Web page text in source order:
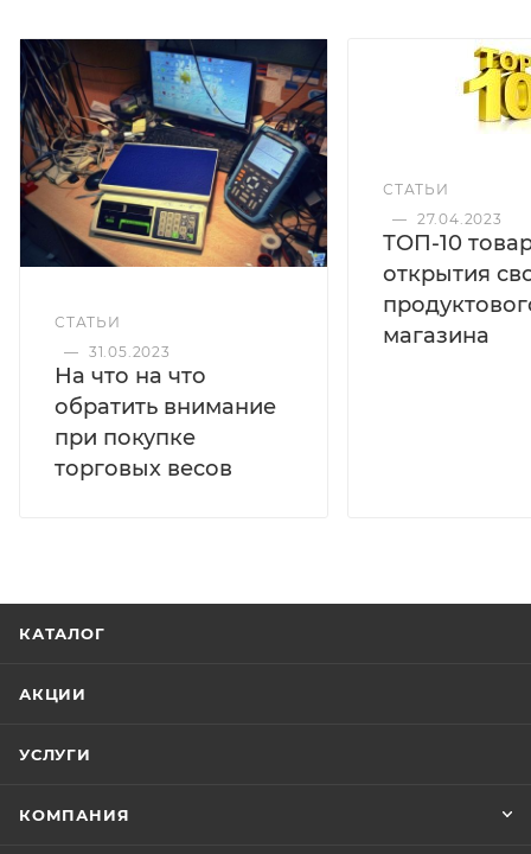
СТАТЬИ
— 31.05.2023
На что на что
обратить внимание
при покупке
торговых весов
СТАТЬИ
— 27.04.2023
ТОП-10
открытия
магазина
КАТАЛОГ
АКЦИИ
УСЛУГИ
КОМПАНИЯ